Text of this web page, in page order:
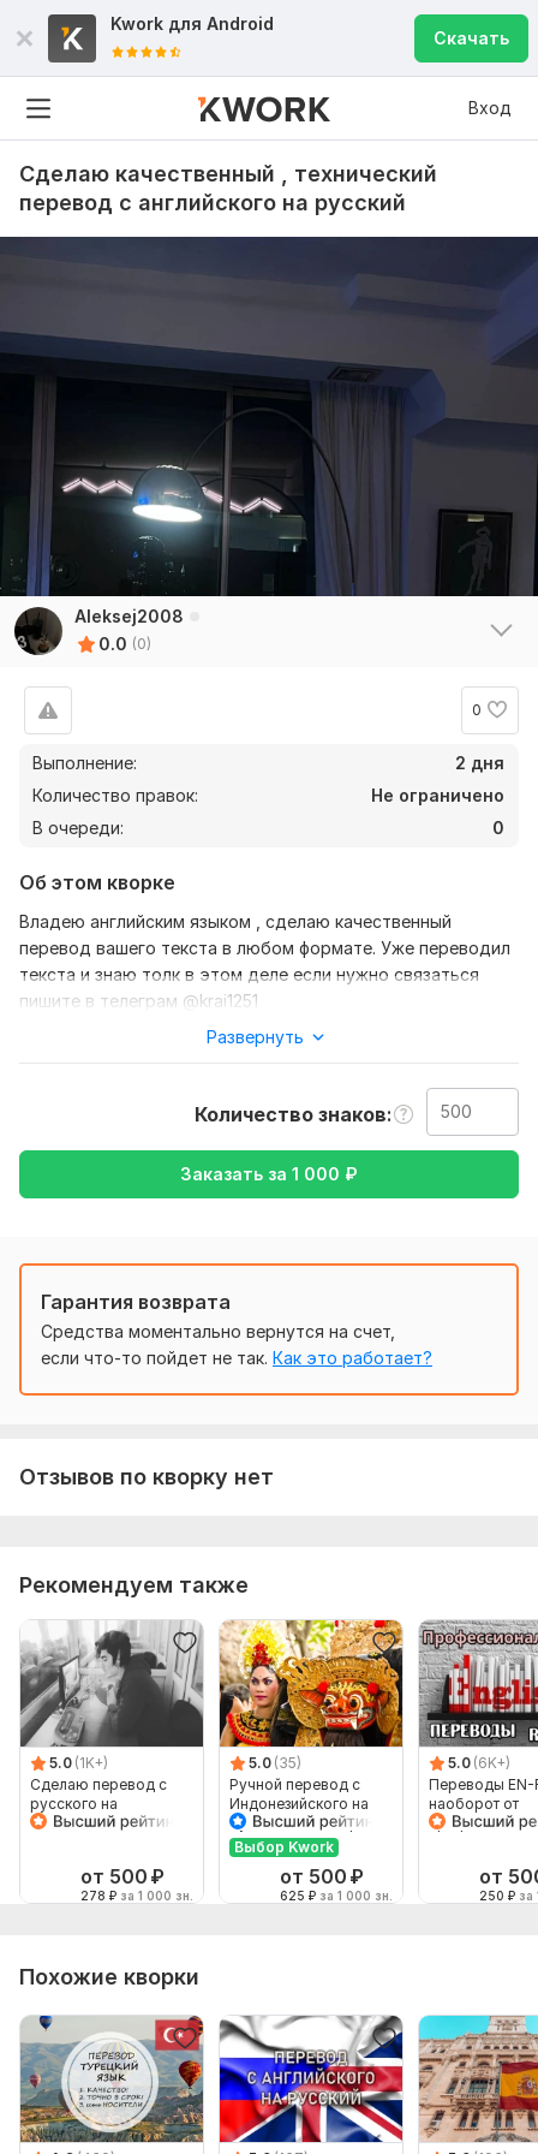
Kwork для Android
Скачать
Вход
Сделаю качественный , технический
перевод с английского на русский
Aleksej2008
0.0 (0)
0
Выполнение:
2 дня
Количество правок:
Не ограничено
В очереди:
0
Об этом кворке
Владею английским языком , сделаю качественный
перевод вашего текста в любом формате. Уже переводил
текста и знаю толк в этом деле если нужно связаться
пишите в телеграм @krai1251
также уточнение моей работы-перевод с английского на
русский , либо же с русского на английский
Тематика:
Кулинария, Медицина и здоровье,
Строительство,
с Английского на Русский
Объем услуги в кворке: 500 знаков
Развернуть
Количество знаков
Заказать за 1 000 ₽
Гарантия возврата
Средства моментально вернутся на счет,
если что-то пойдет не так. Как это работает?
Отзывов по кворку нет
Рекомендуем также
5.0 (1K+)
Сделаю перевод с
русского на
английский и
от 500 ₽
278 ₽ за 1 000 зн.
5.0 (35)
Ручной перевод с
Индонезийского на
Русский и наоборот
Выбор Kwork
от 500 ₽
625 ₽ за 1 000 зн.
5.0 (6K+)
Переводы EN-
наоборот от
от
250 ₽ за
Похожие кворки